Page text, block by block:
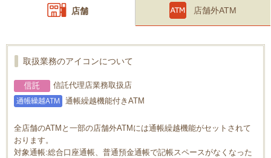
店舗 店舗外ATM
取扱業務のアイコンについて
信託代理店業務取扱店
通帳繰越機能付きATM
全店舗のATMと一部の店舗外ATMには通帳繰越機能がセットされて
おります。
対象通帳:総合口座通帳、普通預金通帳で記帳スペースがなくなった